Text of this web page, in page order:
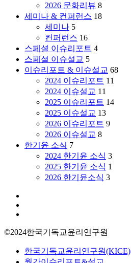
2026 문화리뷰 8
세미나 & 컨퍼런스 18
세미나 5
컨퍼런스 16
스페셜 이슈리포트 4
스페셜 이슈설교 5
이슈리포트 & 이슈설교 68
2024 이슈리포트 11
2024 이슈설교 11
2025 이슈리포트 14
2025 이슈설교 13
2026 이슈리포트 9
2026 이슈설교 8
한기윤 소식 7
2024 한기윤 소식 3
2025 한기윤 소식 1
2026 한기윤소식 3
©2024한국기독교윤리연구원
Close
Menu
한국기독교윤리연구원(KICE)